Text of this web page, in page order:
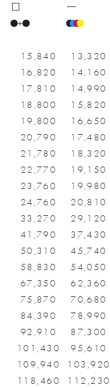
ロ
+
ー
15,840 13,320
16,820 14,160
17,810 14,990
18,800 15,820
19,800 16,650
20,790 17,480
21,780 18,320
22,770 19,150
23,760 19,980
24,760 20,810
33,270 29,120
41,790 37,430
50,310 45,740
58,830 54,050
67,350 62,360
75,870 70,680
84,390 78,990
92,910 87,300
101,430 95,610
109,940 103,920
118,460 112,230